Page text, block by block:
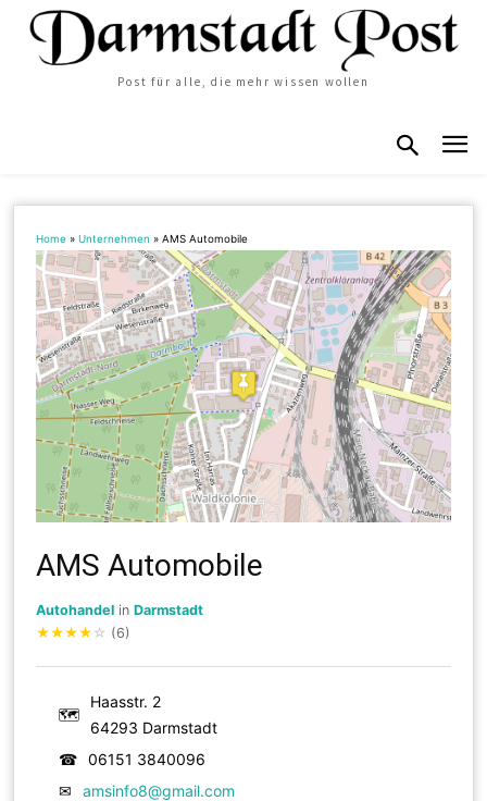
Post für alle, die mehr wissen wollen
Home »Unternehmen »AMS Automobile
AMS Automobile
Autohandel inDarmstadt
★★★★ ☆ (6)
🗺
Haasstr. 2
64293 Darmstadt
☎
06151 3840096
✉
amsinfo8@gmail.com